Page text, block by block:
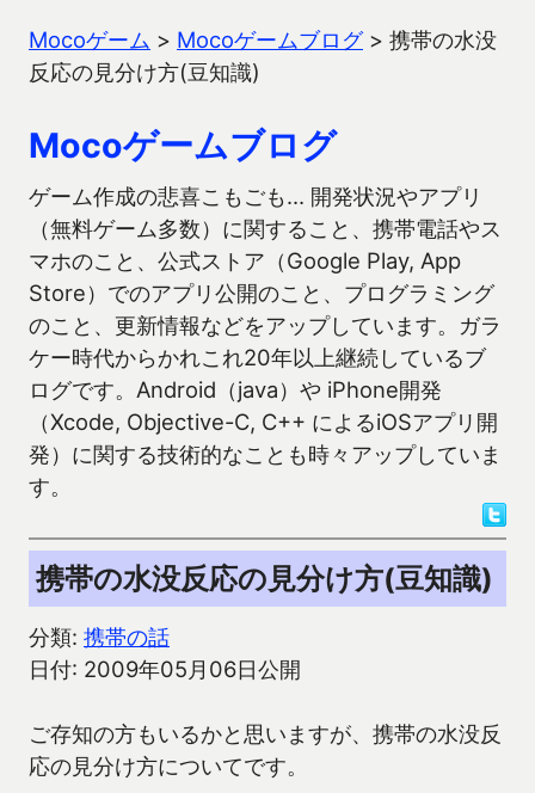
Mocoゲーム > Mocoゲームブログ> 携帯の水没
反応の見分け方(豆知識)
Mocoゲームブログ
ゲーム作成の悲喜こもごも… 開発状況やアプリ
（無料ゲーム多数）に関すること、携帯電話やス
マホのこと、公式ストア（Google Play, App
Store）でのアプリ公開のこと、プログラミング
のこと、更新情報などをアップしています。ガラ
ケー時代からかれこれ20年以上継続しているブ
ログです。Android（java）や iPhone開発
（Xcode, Objective-C, C++ によるiOSアプリ開
発）に関する技術的なことも時々アップしていま
す。
携帯の水没反応の見分け方(豆知識)
分類: 携帯の話
日付: 2009年05月06日公開
ご存知の方もいるかと思いますが、携帯の水没反
応の見分け方についてです。